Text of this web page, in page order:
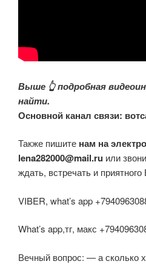
Выше 👆 подробная
найти.
Основной канал связи:
Также пишите нам на
lena282000@mail.ru или
ждать, встречать и
VIBER, what’s app
What’s app,тг, макс
Вечный вопрос: — а сколько